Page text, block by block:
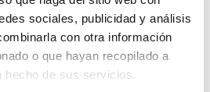
sociales, publicidad y análisis
con otra información
o que hayan recopilado a
hecho de sus servicios.
ULTRASÓNICA